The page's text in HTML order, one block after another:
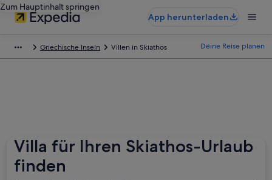
Zum Hauptinhalt springen
App herunterladen
Griechische Inseln Villen in Skiathos Deine Reise planen
Villa für Ihren Skiathos-Urlaub
finden